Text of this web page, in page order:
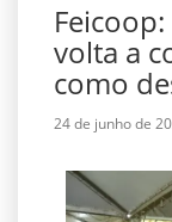
volta a
como
24 de junho de